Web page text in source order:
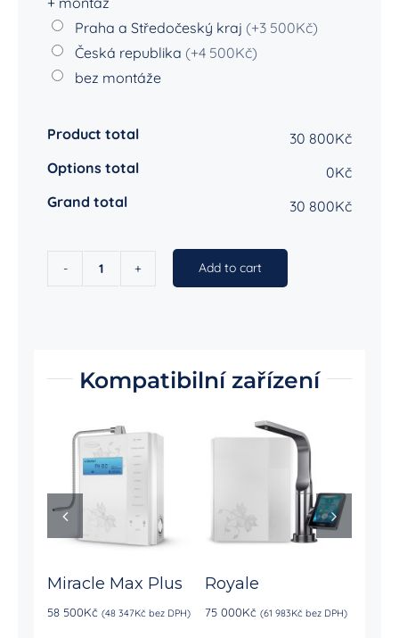
Praha a Středočeský kraj (+3 500Kč)
Česká republika (+4 500Kč)
bez montáže
Product total
30 800Kč
Options total
0Kč
Grand total
30 800Kč
Add to cart
Kompatibilní zařízení
Miracle Max Plus
58 500Kč (48 347Kč bez DPH)
Royale
75 000Kč (61 983Kč bez DPH)